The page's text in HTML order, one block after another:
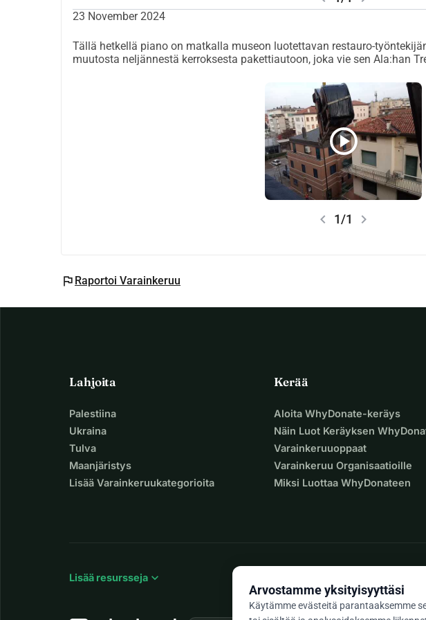
23 November 2024
Tällä hetkellä piano on matkalla museon luotettavan restauro-
muutosta neljännestä kerroksesta pakettiautoon, joka vie sen Ala:han
play_circle
chevron_left 1/1 chevron_right
flag Raportoi Varainkeruu
Lahjoita
Palestiina
Ukraina
Tulva
Maanjäristys
Lisää Varainkeruukategorioita
Kerää
Aloita WhyDonate-keräys
Näin Luot Keräyksen
Varainkeruuoppaat
Varainkeruu Organisaatioille
Miksi Luottaa WhyDonateen
Lisää resursseja expand_more
Arvostamme yksityisyyttäsi
Käytämme evästeitä parantaaksemme